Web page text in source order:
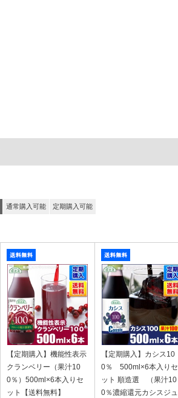
通常購入可能 定期購入可能
【定期購入】機能性表示
クランベリー（果汁10
0％）500ml×6本入りセ
ット【送料無料】
【定期購入】カシス10
0％ 500ml×6本入りセ
ット 順造選 （果汁10
0％濃縮還元カシスジュ